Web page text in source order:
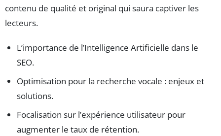
contenu de qualité et original qui saura captiver les
lecteurs.
L’importance de l’Intelligence Artificielle dans le
SEO.
Optimisation pour la recherche vocale : enjeux et
solutions.
Focalisation sur l’expérience utilisateur pour
augmenter le taux de rétention.